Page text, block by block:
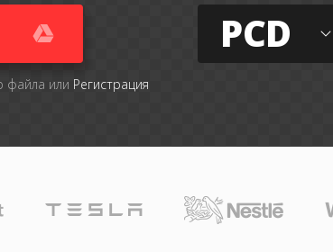
файла или Регистрация
PCD